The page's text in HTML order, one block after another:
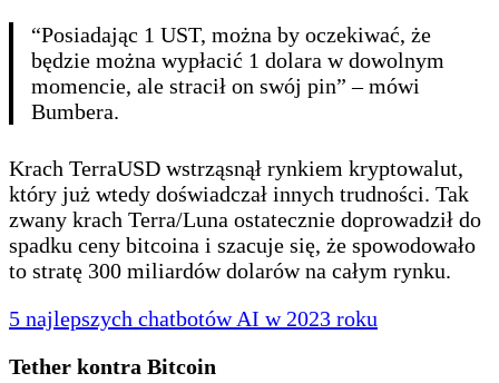
“Posiadając 1 UST, można by oczekiwać, że
będzie można wypłacić 1 dolara w dowolnym
momencie, ale stracił on swój pin” – mówi
Bumbera.
Krach TerraUSD wstrząsnął rynkiem kryptowalut,
który już wtedy doświadczał innych trudności. Tak
zwany krach Terra/Luna ostatecznie doprowadził do
spadku ceny bitcoina i szacuje się, że spowodowało
to stratę 300 miliardów dolarów na całym rynku.
5 najlepszych chatbotów AI w 2023 roku
Tether kontra Bitcoin